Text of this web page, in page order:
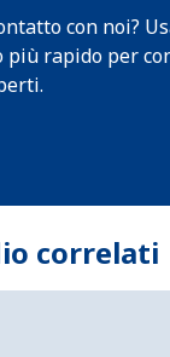
con noi?
più rapido per
correlati